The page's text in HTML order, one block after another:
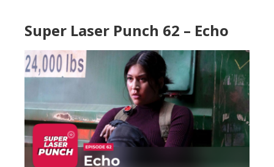
Super Laser Punch 62 – Echo